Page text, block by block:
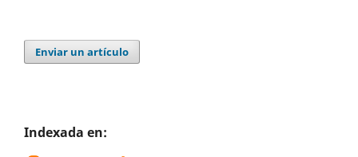
Enviar un artículo
Indexada en: